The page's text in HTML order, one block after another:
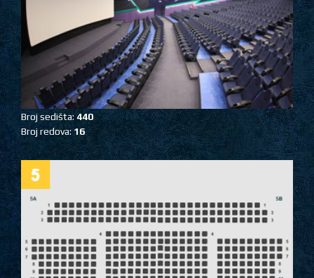
Broj sedišta: 440
Broj redova:16